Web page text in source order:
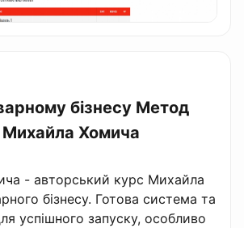
бізнесу Метод
Михайла Хомича
- авторський курс Михайла
бізнесу. Готова система та
успішного запуску, особливо